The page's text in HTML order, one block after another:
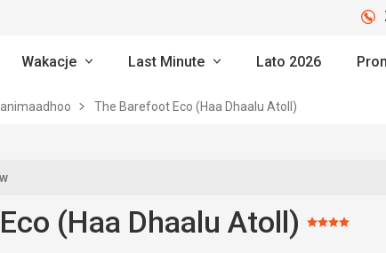
Wakacje Last Minute Lato 2026
The Barefoot Eco (Haa Dhaalu Atoll)
(Haa Dhaalu Atoll) Ocena: